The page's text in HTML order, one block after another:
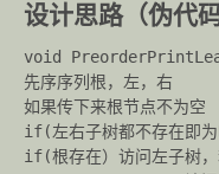
设计思路（伪代
void
先序序列根，左，右
如果传下来根节点不为空
if(左右子树都不存在即为
if(根存在）访问左子树，